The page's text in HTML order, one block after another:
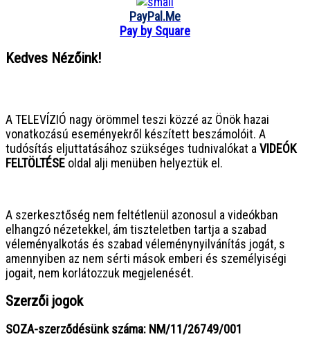
PayPal.Me
Pay by Square
Kedves Nézőink!
A TELEVÍZIÓ nagy örömmel teszi közzé az Önök hazai
vonatkozású eseményekről készített beszámolóit. A
tudósítás eljuttatásához szükséges tudnivalókat aVIDEÓK
FELTÖLTÉSE oldal alji menüben helyeztük el.
A szerkesztőség nem feltétlenül azonosul a videókban
elhangzó nézetekkel, ám tiszteletben tartja a szabad
véleményalkotás és szabad véleménynyilvánítás jogát, s
amennyiben az nem sérti mások emberi és személyiségi
jogait, nem korlátozzuk megjelenését.
Szerzői jogok
SOZA-szerződésünk száma: NM/11/26749/001